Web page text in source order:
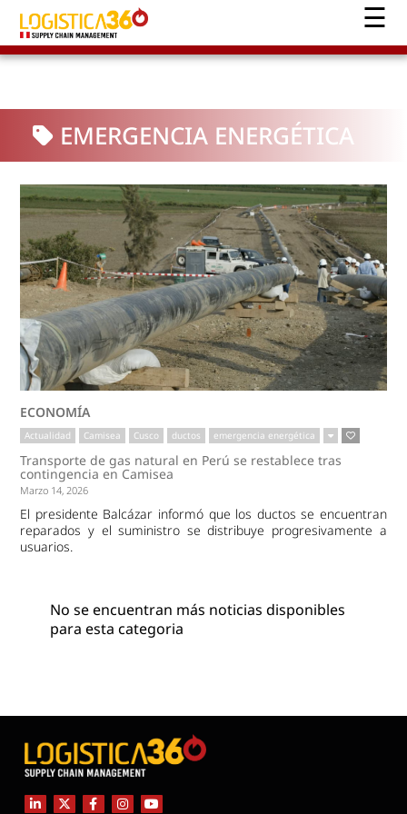
EMERGENCIA ENERGÉTICA
ECONOMÍA
Actualidad Camisea Cusco ductos emergencia energética
Transporte de gas natural en Perú se restablece tras
contingencia en Camisea
Marzo 14, 2026
El presidente Balcázar informó que los ductos se encuentran
reparados y el suministro se distribuye progresivamente a
usuarios.
No se encuentran más noticias disponibles
para esta categoria